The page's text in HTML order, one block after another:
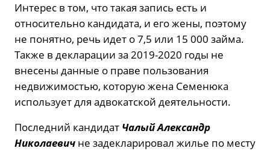
Интерес в том, что такая запись есть и
относительно кандидата, и его жены, поэтому
не понятно, речь идет о 7,5 или 15 000 займа.
Также в декларации за 2019-2020 годы не
внесены данные о праве пользования
недвижимостью, которую жена Семенюка
использует для адвокатской деятельности.
Последний кандидат Чалый Александр
Николаевич не задекларировал жилье по месту